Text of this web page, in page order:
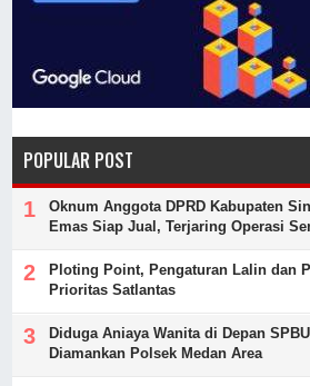
POPULAR POST
Oknum Anggota DPRD Kabupaten
Emas Siap Jual, Terjaring Operasi
Ploting Point, Pengaturan Lalin dan
Prioritas Satlantas
Diduga Aniaya Wanita di Depan
Diamankan Polsek Medan Area